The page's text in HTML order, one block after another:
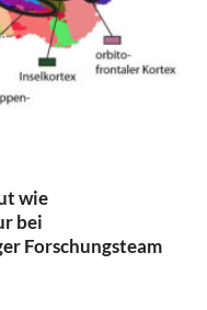
wie
bei
Forschungsteam